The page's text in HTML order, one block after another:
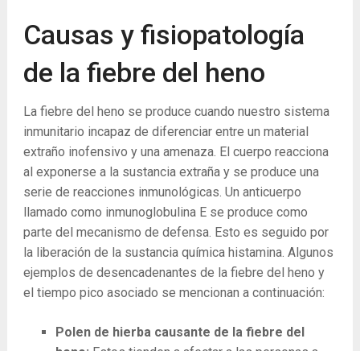
Causas y fisiopatología
de la fiebre del heno
La fiebre del heno se produce cuando nuestro sistema
inmunitario incapaz de diferenciar entre un material
extraño inofensivo y una amenaza. El cuerpo reacciona
al exponerse a la sustancia extraña y se produce una
serie de reacciones inmunológicas. Un anticuerpo
llamado como inmunoglobulina E se produce como
parte del mecanismo de defensa. Esto es seguido por
la liberación de la sustancia química histamina. Algunos
ejemplos de desencadenantes de la fiebre del heno y
el tiempo pico asociado se mencionan a continuación:
Polen de hierba causante de la fiebre del